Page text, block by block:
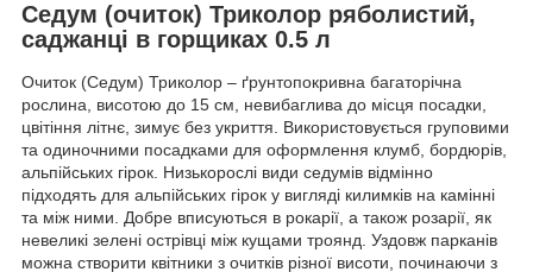
Седум (очиток) Триколор ряболистий,
саджанці в горщиках 0.5 л
Очиток (Седум) Триколор – ґрунтопокривна багаторічна
рослина, висотою до 15 см, невибаглива до місця посадки,
цвітіння літнє, зимує без укриття. Використовується груповими
та одиночними посадками для оформлення клумб, бордюрів,
альпійських гірок. Низькорослі види седумів відмінно
підходять для альпійських гірок у вигляді килимків на камінні
та між ними. Добре вписуються в рокарії, а також розарії, як
невеликі зелені острівці між кущами троянд. Уздовж парканів
можна створити квітники з очитків різної висоти, починаючи з